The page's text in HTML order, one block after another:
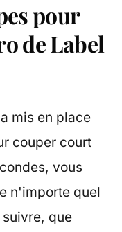
pour
de Label
mis en place
couper court
vous
n'importe quel
que